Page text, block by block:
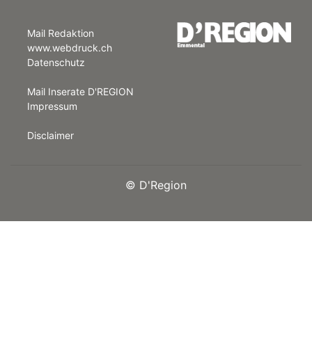
App
Mail Redaktion
www.webdruck.ch
Datenschutz
Mail Inserate D'REGION
Impressum
Disclaimer
© D'Region